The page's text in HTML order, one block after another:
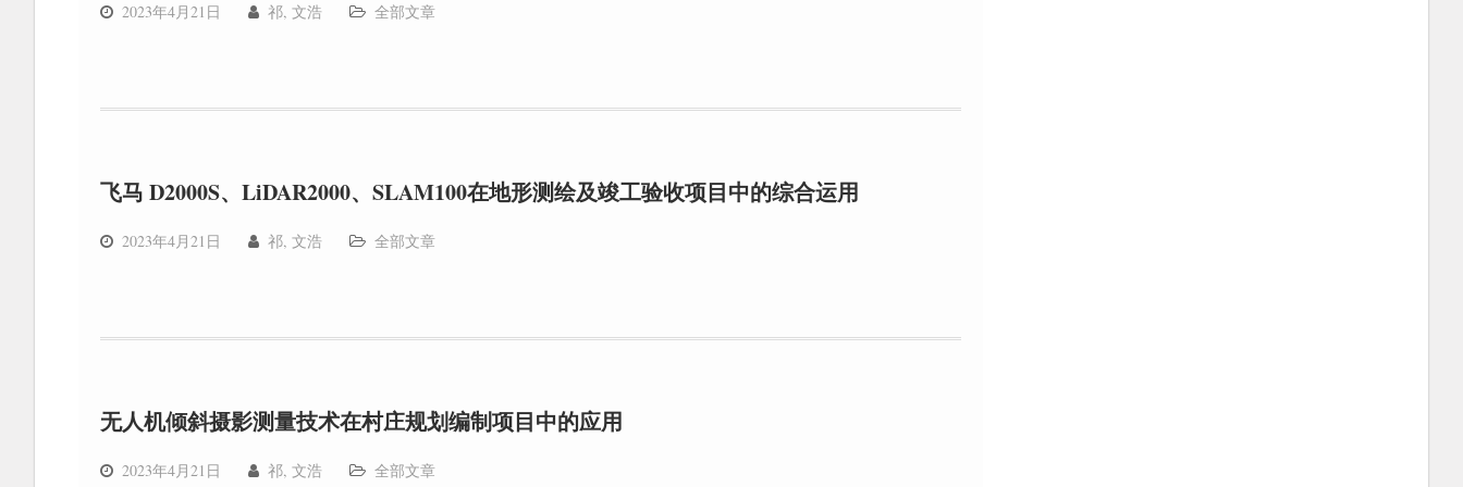
2023年4月21日 祁, 文浩 全部文章
飞马 D2000S、LiDAR2000、SLAM100在地形测绘及竣工验收项目中的综合运用
2023年4月21日 祁, 文浩 全部文章
无人机倾斜摄影测量技术在村庄规划编制项目中的应用
2023年4月21日 祁, 文浩 全部文章